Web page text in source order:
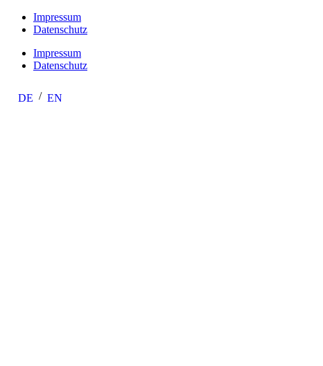
Impressum
Datenschutz
Impressum
Datenschutz
DE EN